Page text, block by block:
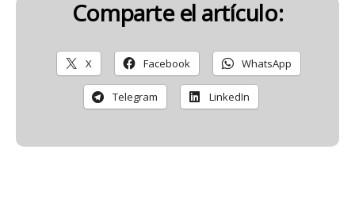
Comparte el artículo:
X Facebook WhatsApp
Telegram LinkedIn